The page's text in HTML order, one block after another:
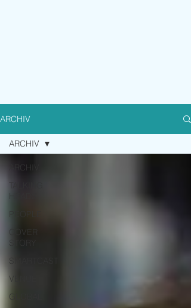
ARCHIV
ARCHIV
HEADS
COVER
VENUE
GLOBAL
ARCHIV